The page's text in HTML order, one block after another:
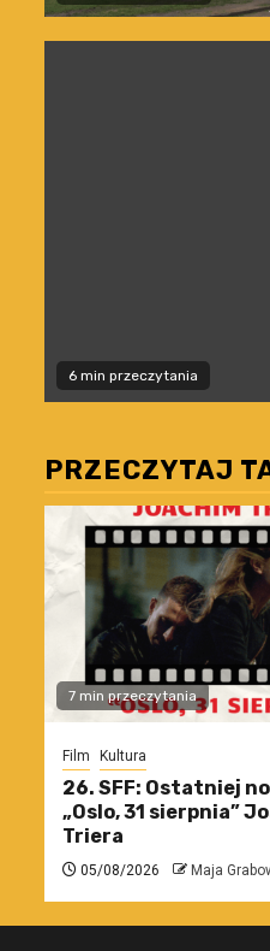
6 min przeczytania
PRZECZYTAJ
7 min przeczytania
Film Kultura
26. SFF: Ostatniej
„Oslo, 31 sierpnia”
Triera
05/08/2026 Maja